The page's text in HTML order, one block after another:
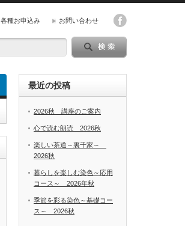
各種お申込み お問い合わせ
最近の投稿
2026秋 講座のご案内
心で読む朗読 2026秋
楽しい茶道～裏千家～
2026秋
暮らしを楽しむ染色～応用
コース～ 2026年秋
季節を彩る染色～基礎コー
ス～ 2026秋